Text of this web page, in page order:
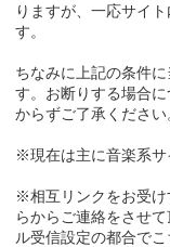
りますが、一応サイ
す。
ちなみに上記の条件
す。お断りする場合
からずご了承ください
※現在は主に音楽系サ
※相互リンクをお受け
らからご連絡をさせ
ル受信設定の都合で